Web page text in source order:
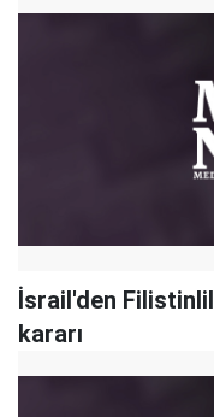
İsrail'den
kararı